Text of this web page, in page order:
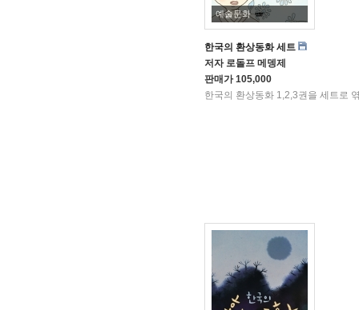
예술문화
한국의 환상동화 세트
저자로돌프 메뎅제
판매가105,000
한국의 환상동화 1,2,3권을 세트로